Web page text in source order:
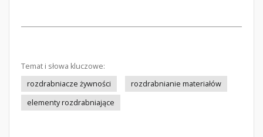
Temat i słowa kluczowe:
rozdrabniacze żywności
rozdrabnianie materiałów
elementy rozdrabniające